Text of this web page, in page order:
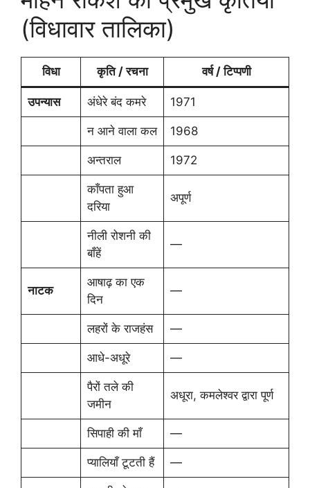
(विधावार तालिका)
विधा कृति / रचना वर्ष / टिप्पणी
उपन्यास अंधेरे बंद कमरे 1971
न आने वाला कल 1968
अन्तराल 1972
काँपता हुआ
दरिया
अपूर्ण
नीली रोशनी की
बाँहें
—
नाटक
आषाढ़ का एक
दिन
—
लहरों के राजहंस —
आधे-अधूरे —
पैरों तले की
जमीन
अधूरा, कमलेश्वर द्वारा पूर्ण
सिपाही की माँ —
प्यालियाँ टूटती हैं —